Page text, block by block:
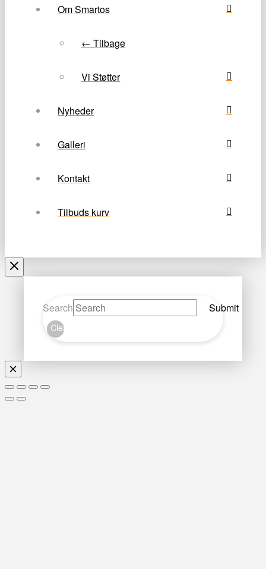
Om Smartos
← Tilbage
Vi Støtter
Nyheder
Galleri
Kontakt
Tilbuds kurv
Search Submit
Clear